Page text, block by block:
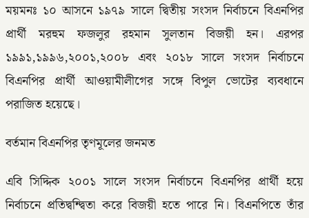
ময়মনঃ ১০ আসনে ১৯৭৯ সালে দ্বিতীয় সংসদ নির্বাচনে বিএনপির
প্রার্থী মরহুম ফজলুর রহমান সুলতান বিজয়ী হন। এরপর
১৯৯১,১৯৯৬,২০০১,২০০৮ এবং ২০১৮ সালে সংসদ নির্বাচনে
বিএনপির প্রার্থী আওয়ামীলীগের সঙ্গে বিপুল ভোটের ব্যবধানে
পরাজিত হয়েছে।
বর্তমান বিএনপির তৃণমূলের জনমত
এবি সিদ্দিক ২০০১ সালে সংসদ নির্বাচনে বিএনপির প্রার্থী হয়ে
নির্বাচনে প্রতিদ্বন্দ্বিতা করে বিজয়ী হতে পারে নি। বিএনপিতে তাঁর